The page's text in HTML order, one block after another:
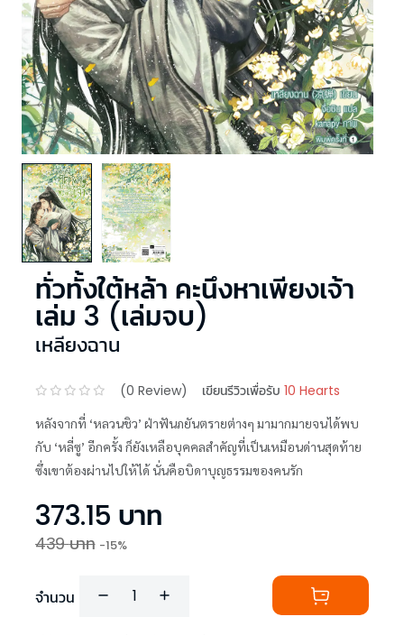
ทั่วทั้งใต้หล้า คะนึงหาเพียงเจ้า
เล่ม 3 (เล่มจบ)
เหลียงฉาน
(0 Review) เขียนรีวิวเพื่อรับ 10 Hearts
หลังจากที่ ‘หลวนชิว’ ฝ่าฟันภยันตรายต่างๆ มามากมายจนได้พบ
กับ ‘หลี่ซู’ อีกครั้ง ก็ยังเหลือบุคคลสำคัญที่เป็นเหมือนด่านสุดท้าย
ซึ่งเขาต้องผ่านไปให้ได้ นั่นคือบิดาบุญธรรมของคนรัก
373.15 บาท
439บาท -15%
จำนวน